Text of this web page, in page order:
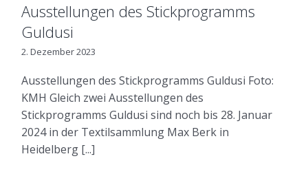
Ausstellungen des Stickprogramms
Guldusi
2. Dezember 2023
Ausstellungen des Stickprogramms Guldusi Foto:
KMH Gleich zwei Ausstellungen des
Stickprogramms Guldusi sind noch bis 28. Januar
2024 in der Textilsammlung Max Berk in
Heidelberg [...]